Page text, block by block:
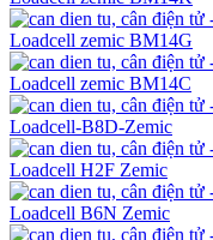
Loadcell zemic BM14G
Loadcell zemic BM14C
Loadcell-B8D-Zemic
Loadcell H2F Zemic
Loadcell B6N Zemic